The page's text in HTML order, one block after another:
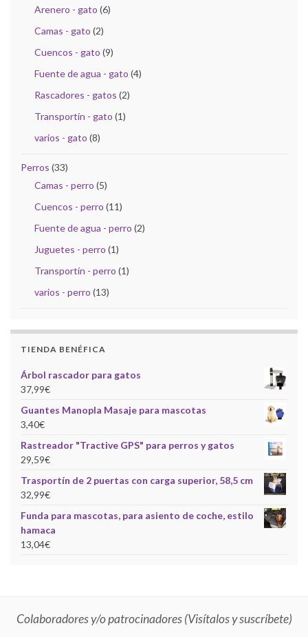
Arenero - gato (6)
Camas - gato (2)
Cuencos - gato (9)
Fuente de agua - gato (4)
Rascadores - gatos (2)
Transportín - gato (1)
varios - gato (8)
Perros (33)
Camas - perro (5)
Cuencos - perro (11)
Fuente de agua - perro (2)
Juguetes - perro (1)
Transportín - perro (1)
varios - perro (13)
TIENDA BENÉFICA
Árbol rascador para gatos
37,99€
Guantes Manopla Masaje para mascotas
3,40€
Rastreador "Tractive GPS" para perros y gatos
29,59€
Trasportín de 2 puertas con carga superior, 58,5 cm
32,99€
Funda para mascotas, para asiento de coche, estilo
hamaca
13,04€
Colaboradores y/o patrocinadores (Visítalos y suscríbete)